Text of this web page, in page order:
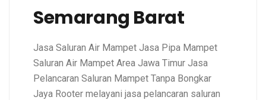
Semarang Barat
Jasa Saluran Air Mampet Jasa Pipa Mampet
Saluran Air Mampet Area Jawa Timur Jasa
Pelancaran Saluran Mampet Tanpa Bongkar
Jaya Rooter melayani jasa pelancaran saluran